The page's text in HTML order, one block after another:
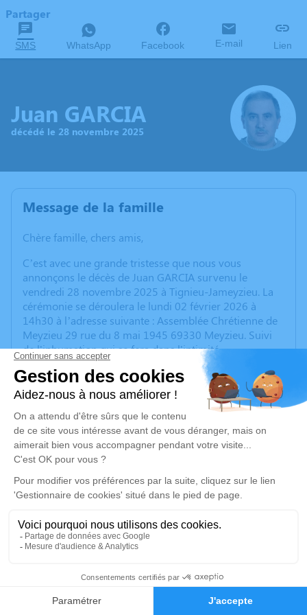
Faire-part Hommages
Partager
SMS WhatsApp Facebook E-mail Lien
Juan GARCIA
décédé le 28 novembre 2025
Message de la famille
Chère famille, chers amis,
C’est avec une grande tristesse que nous vous
annonçons le décès de Juan GARCIA survenu le
vendredi 28 novembre 2025 à Tignieu-Jameyzieu. La
cérémonie se déroulera le lundi 02 février 2026 à
14h30 à l’adresse suivante : Assemblée Chrétienne de
Meyzieu 29 rue du 8 mai 1945 69330 Meyzieu. Suivi
de l'inhumation qui se fera dans l'intimité.
Nous vous invitons à utiliser cet espace pour laisser
vos condoléances, partager des photos souvenirs, une
anecdote ou exprimer vos pensées à travers des
poèmes ou des textes. Cet endroit est un lieu
d'expression dédié à honorer la mémoire de Juan
GARCIA.
Un service de plantation d’arbre hommage est
disponible ici.
Je rends hommage
Cérémonie
lundi 02 février 2026 à 14h30
Assemblée chrétienne